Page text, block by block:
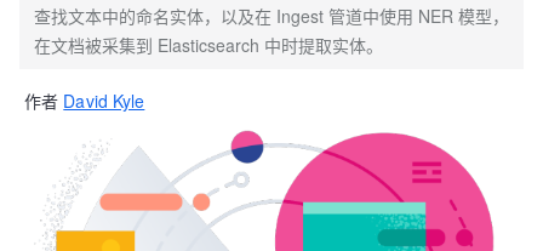
查找文本中的命名实体，以及在 Ingest 管道中使用 NER 模型，
在文档被采集到 Elasticsearch 中时提取实体。
作者 David Kyle